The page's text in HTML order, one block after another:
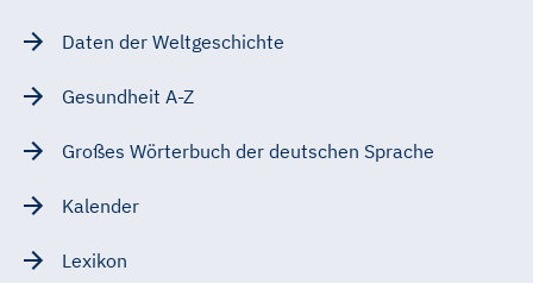
Daten der Weltgeschichte
Gesundheit A-Z
Großes Wörterbuch der deutschen Sprache
Kalender
Lexikon